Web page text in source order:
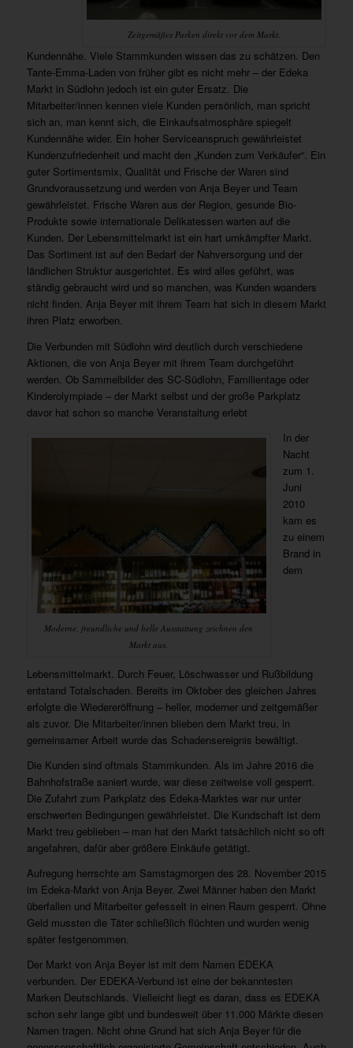
Zeitgemäßes Parken direkt vor dem Markt.
Kundennähe. Viele Stammkunden wissen das zu schätzen. Den
Tante-Emma-Laden von früher gibt es nicht mehr – der Edeka
Markt in Südlohn jedoch ist ein guter Ersatz. Die
Mitarbeiter/innen kennen viele Kunden persönlich, man spricht
sich an, man kennt sich, die Einkaufsatmosphäre spiegelt
Kundennähe wider. Ein hoher Serviceanspruch gewährleistet
Kundenzufriedenheit und macht den „Kunden zum Verkäufer“. Ein
guter Sortimentsmix, Qualität und Frische der Waren sind
Grundvoraussetzung und werden von Anja Beyer und Team
gewährleistet. Frische Waren aus der Region, gesunde Bio-
Produkte sowie internationale Delikatessen warten auf die
Kunden. Der Lebensmittelmarkt ist ein hart umkämpfter Markt.
Das Sortiment ist auf den Bedarf der Nahversorgung und der
ländlichen Struktur ausgerichtet. Es wird alles geführt, was
ständig gebraucht wird und so manchen, was Kunden woanders
nicht finden. Anja Beyer mit ihrem Team hat sich in diesem Markt
ihren Platz erworben.
Die Verbunden mit Südlohn wird deutlich durch verschiedene
Aktionen, die von Anja Beyer mit ihrem Team durchgeführt
werden. Ob Sammelbilder des SC-Südlohn, Familientage oder
Kinderolympiade – der Markt selbst und der große Parkplatz
davor hat schon so manche Veranstaltung erlebt
Moderne, freundliche und helle Ausstattung zeichnen den
Markt aus.
In der
Nacht
zum 1.
Juni
2010
kam es
zu einem
Brand in
dem
Lebensmittelmarkt. Durch Feuer, Löschwasser und Rußbildung
entstand Totalschaden. Bereits im Oktober des gleichen Jahres
erfolgte die Wiedereröffnung – heller, moderner und zeitgemäßer
als zuvor. Die Mitarbeiter/innen blieben dem Markt treu, in
gemeinsamer Arbeit wurde das Schadensereignis bewältigt.
Die Kunden sind oftmals Stammkunden. Als im Jahre 2016 die
Bahnhofstraße saniert wurde, war diese zeitweise voll gesperrt.
Die Zufahrt zum Parkplatz des Edeka-Marktes war nur unter
erschwerten Bedingungen gewährleistet. Die Kundschaft ist dem
Markt treu geblieben – man hat den Markt tatsächlich nicht so oft
angefahren, dafür aber größere Einkäufe getätigt.
Aufregung herrschte am Samstagmorgen des 28. November 2015
im Edeka-Markt von Anja Beyer. Zwei Männer haben den Markt
überfallen und Mitarbeiter gefesselt in einen Raum gesperrt. Ohne
Geld mussten die Täter schließlich flüchten und wurden wenig
später festgenommen.
Der Markt von Anja Beyer ist mit dem Namen EDEKA
verbunden. Der EDEKA-Verbund ist eine der bekanntesten
Marken Deutschlands. Vielleicht liegt es daran, dass es EDEKA
schon sehr lange gibt und bundesweit über 11.000 Märkte diesen
Namen tragen. Nicht ohne Grund hat sich Anja Beyer für die